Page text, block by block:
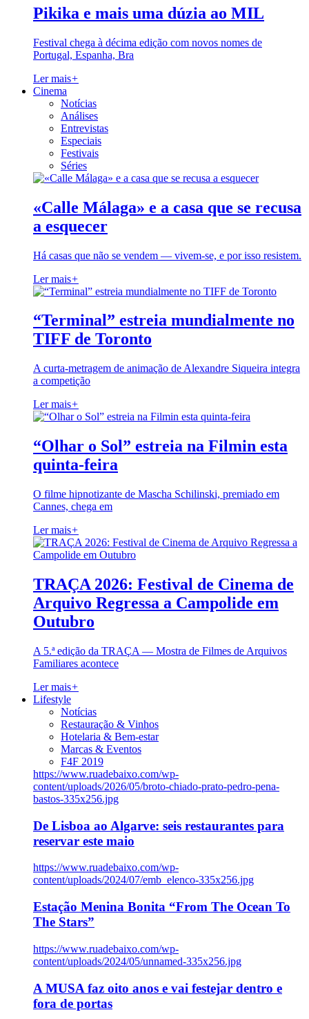
Pikika e mais uma dúzia ao MIL
Festival chega à décima edição com novos nomes de
Portugal, Espanha, Bra
Ler mais+
Cinema
Notícias
Análises
Entrevistas
Especiais
Festivais
Séries
«Calle Málaga» e a casa que se recusa
a esquecer
Há casas que não se vendem — vivem-se, e por isso resistem.
Ler mais+
“Terminal” estreia mundialmente no
TIFF de Toronto
A curta-metragem de animação de Alexandre Siqueira integra
a competição
Ler mais+
“Olhar o Sol” estreia na Filmin esta
quinta-feira
O filme hipnotizante de Mascha Schilinski, premiado em
Cannes, chega em
Ler mais+
TRAÇA 2026: Festival de Cinema de
Arquivo Regressa a Campolide em
Outubro
A 5.ª edição da TRAÇA — Mostra de Filmes de Arquivos
Familiares acontece
Ler mais+
Lifestyle
Notícias
Restauração & Vinhos
Hotelaria & Bem-estar
Marcas & Eventos
F4F 2019
https://www.ruadebaixo.com/wp-
content/uploads/2026/05/broto-chiado-prato-pedro-pena-
bastos-335x256.jpg
De Lisboa ao Algarve: seis restaurantes para
reservar este maio
https://www.ruadebaixo.com/wp-
content/uploads/2024/07/emb_elenco-335x256.jpg
Estação Menina Bonita “From The Ocean To
The Stars”
https://www.ruadebaixo.com/wp-
content/uploads/2024/05/unnamed-335x256.jpg
A MUSA faz oito anos e vai festejar dentro e
fora de portas